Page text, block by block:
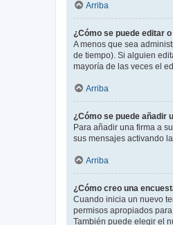
Arriba
¿Cómo se puede editar
A menos que sea
de tiempo). Si alguien
mayoría de las veces el
Arriba
¿Cómo se puede añadir
Para añadir una firma a
sus mensajes activando
Arriba
¿Cómo creo una
Cuando inicia un nuevo
permisos apropiados
También puede elegir el